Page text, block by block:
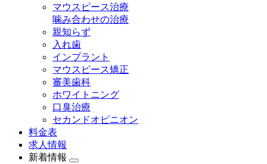
マウスピース治療
噛み合わせの治療
親知らず
入れ歯
インプラント
マウスピース矯正
審美歯科
ホワイトニング
口臭治療
セカンドオピニオン
料金表
求人情報
新着情報